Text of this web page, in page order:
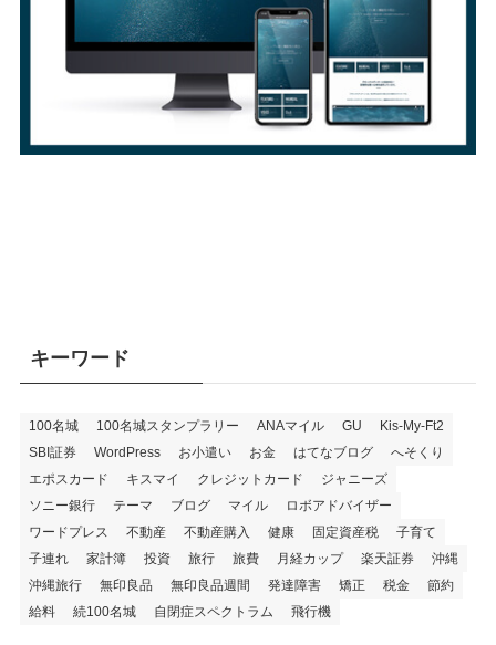
キーワード
100名城 100名城スタンプラリー ANAマイル GU
Kis-My-Ft2
SBI証券
WordPress お小遣い お金 はてなブログ
へそくり
エポスカード
キスマイ クレジットカード
ジャニーズ
ソニー銀行
テーマ ブログ マイル
ロボアドバイザー
ワードプレス
不動産 不動産購入 健康 固定資産税
子育て
子連れ
家計簿 投資 旅行 旅費 月経カップ 楽天証券
沖縄
沖縄旅行
無印良品 無印良品週間 発達障害 矯正 税金
節約
給料
続100名城 自閉症スペクトラム 飛行機